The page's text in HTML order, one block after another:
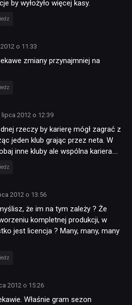
by wyłożyło więcej kasy.
o 11:33
zmiany przynajmniej na
lipca 2012 o 12:39
rzeczy by karierę mógł zagrać z
jeden klub grając przez neta. W
inne kluby ale wspólna kariera….
2012 o 13:56
że im na tym zależy ? Że
kompletnej produkcji, w
jest licencja ? Many, many, many
2012 o 15:26
Właśnie gram sezon